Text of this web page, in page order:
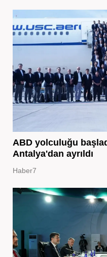
ABD yolculuğu
Antalya'dan ayrıldı
Haber7